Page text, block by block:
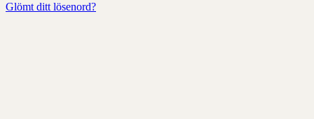
Glömt ditt lösenord?